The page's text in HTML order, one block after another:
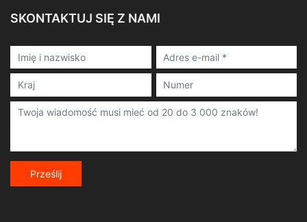
SKONTAKTUJ SIĘ Z NAMI
Prześlij